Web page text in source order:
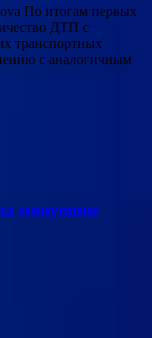
По итогам первых
ДТП с
транспортных
с аналогичным
минувшие